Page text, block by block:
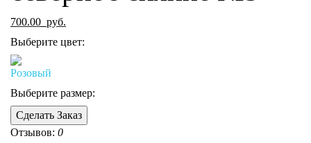
700.00 руб.
Выберите цвет:
Выберите размер:
Сделать Заказ
Отзывов: 0